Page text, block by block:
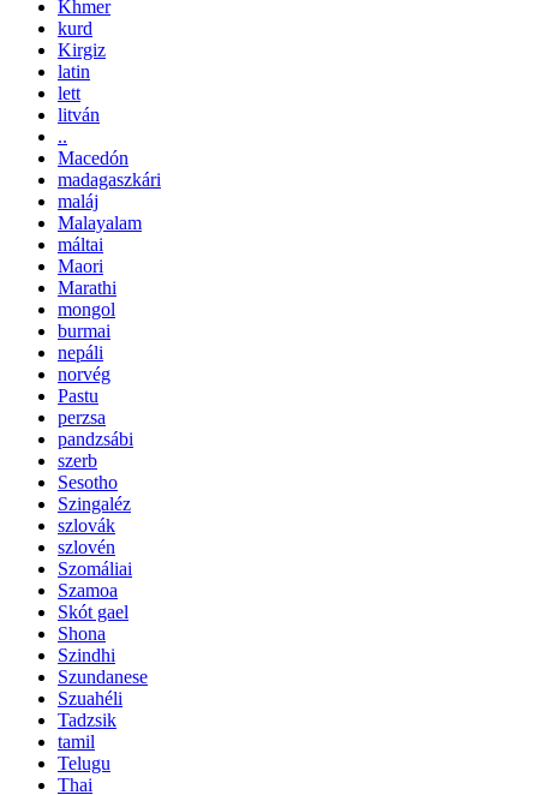
Khmer
kurd
Kirgiz
latin
lett
litván
..
Macedón
madagaszkári
maláj
Malayalam
máltai
Maori
Marathi
mongol
burmai
nepáli
norvég
Pastu
perzsa
pandzsábi
szerb
Sesotho
Szingaléz
szlovák
szlovén
Szomáliai
Szamoa
Skót gael
Shona
Szindhi
Szundanese
Szuahéli
Tadzsik
tamil
Telugu
Thai